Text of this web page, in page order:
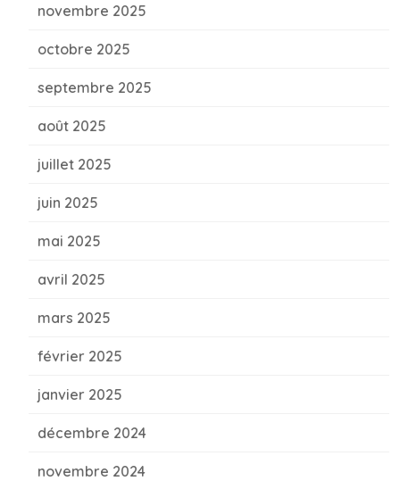
novembre 2025
octobre 2025
septembre 2025
août 2025
juillet 2025
juin 2025
mai 2025
avril 2025
mars 2025
février 2025
janvier 2025
décembre 2024
novembre 2024